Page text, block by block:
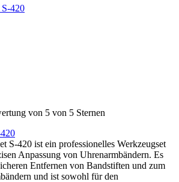
von 5 von 5 Sternen
S-420 ist ein professionelles Werkzeugset
Anpassung von Uhrenarmbändern. Es
Entfernen von Bandstiften und zum
und ist sowohl für den